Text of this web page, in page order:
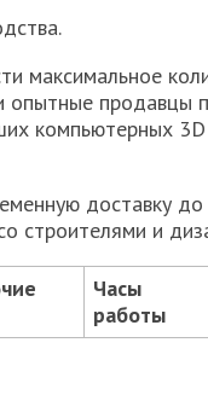
максимальное
продавцы
компьютерных 3D
доставку
строителями и
Часы
работы